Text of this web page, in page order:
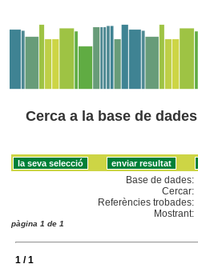
Cerca a la base de dades
Base de dades:
Cercar:
Referències trobades:
Mostrant:
pàgina 1 de 1
1 / 1